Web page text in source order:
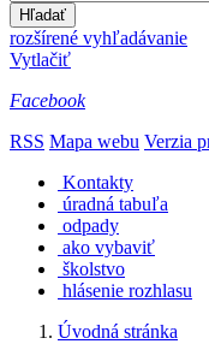
Hľadať
rozšírené vyhľadávanie
Vytlačiť
Facebook
RSS Mapa webu Verzia
Kontakty
úradná tabuľa
odpady
ako vybaviť
školstvo
hlásenie rozhlasu
Úvodná stránka